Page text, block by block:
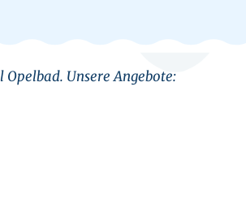
Opelbad. Unsere Angebote: